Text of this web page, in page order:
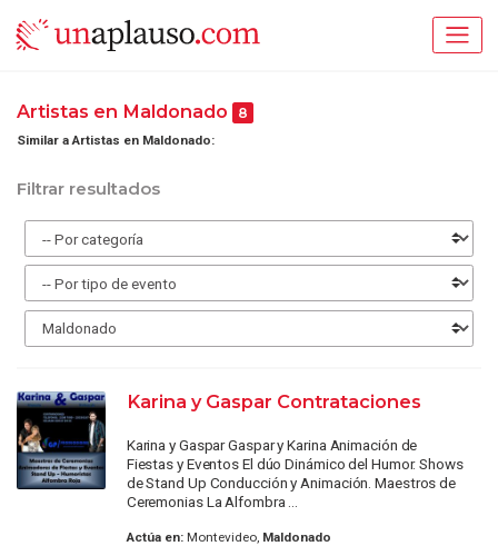
Artistas en Maldonado 8
Similar a Artistas en Maldonado:
Filtrar resultados
Karina y Gaspar Contrataciones
Karina y Gaspar Gaspar y Karina Animación de
Fiestas y Eventos El dúo Dinámico del Humor. Shows
de Stand Up Conducción y Animación. Maestros de
Ceremonias La Alfombra ...
Actúa en:Montevideo, Maldonado